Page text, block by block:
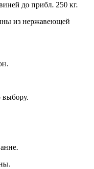
до прибл. 250 кг.
из нержавеющей
выбору.